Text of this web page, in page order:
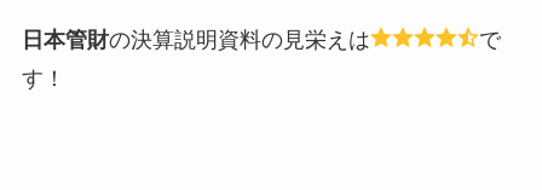
日本管財の決算説明資料の見栄えは
で
す！